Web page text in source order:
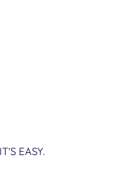
EASY.